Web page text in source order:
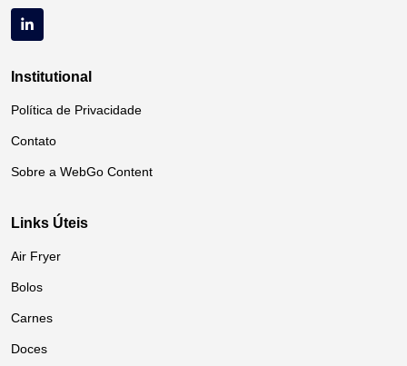
Institutional
Política de Privacidade
Contato
Sobre a WebGo Content
Links Úteis
Air Fryer
Bolos
Carnes
Doces